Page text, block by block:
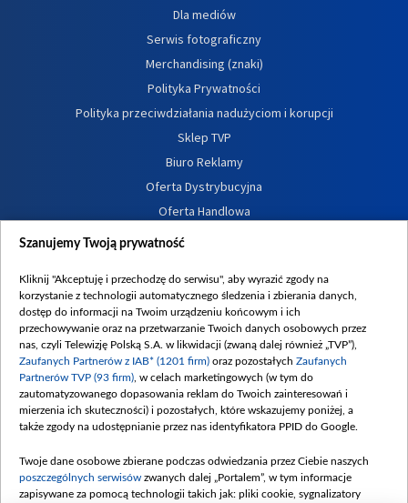
Dla mediów
Serwis fotograficzny
Merchandising (znaki)
Polityka Prywatności
Polityka przeciwdziałania nadużyciom i korupcji
Sklep TVP
Biuro Reklamy
Oferta Dystrybucyjna
Oferta Handlowa
Dostępność
Procedura zgłoszeń wewnętrznych
Szanujemy Twoją prywatność
Kliknij "Akceptuję i przechodzę do serwisu", aby wyrazić zgody na
korzystanie z technologii automatycznego śledzenia i zbierania danych,
dostęp do informacji na Twoim urządzeniu końcowym i ich
przechowywanie oraz na przetwarzanie Twoich danych osobowych przez
nas, czyli Telewizję Polską S.A. w likwidacji (zwaną dalej również „TVP”),
Zaufanych Partnerów z IAB* (1201 firm) oraz pozostałych Zaufanych
Partnerów TVP (93 firm) , w celach marketingowych (w tym do
zautomatyzowanego dopasowania reklam do Twoich zainteresowań i
mierzenia ich skuteczności) i pozostałych, które wskazujemy poniżej, a
także zgody na udostępnianie przez nas identyfikatora PPID do Google.
Twoje dane osobowe zbierane podczas odwiedzania przez Ciebie naszych
poszczególnych serwisów zwanych dalej „Portalem”, w tym informacje
zapisywane za pomocą technologii takich jak: pliki cookie, sygnalizatory